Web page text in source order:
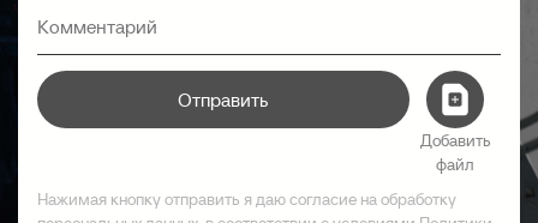
Отправить
Добавить
файл
Нажимая кнопку отправить я даю согласие на обработку